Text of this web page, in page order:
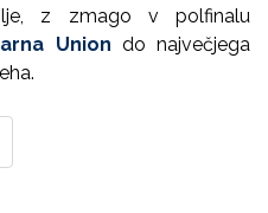
z zmago v polfinalu
Union do največjega